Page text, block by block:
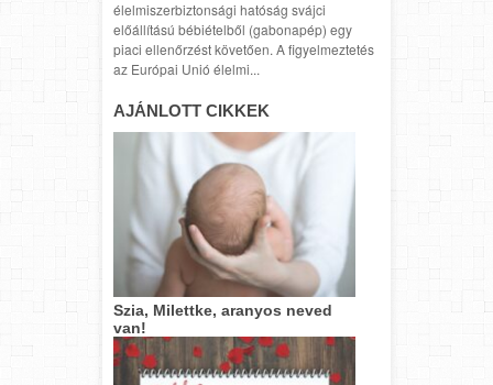
élelmiszerbiztonsági hatóság svájci
előállítású bébiételből (gabonapép) egy
piaci ellenőrzést követően. A figyelmeztetés
az Európai Unió élelmi...
AJÁNLOTT CIKKEK
Szia, Milettke, aranyos neved
van!